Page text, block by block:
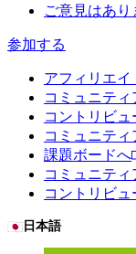
ご意見はあり
参加する
アフィリエ
コミュニテ
コントリビュ
コミュニテ
課題ボードへ
コミュニテ
コントリビ
🇯🇵 日本語